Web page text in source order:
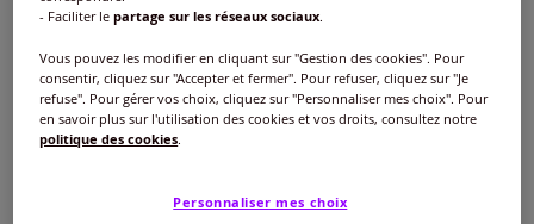
- Faciliter lepartage sur les réseaux sociaux.
Vous pouvez les modifier en cliquant sur "Gestion des cookies". Pour
consentir, cliquez sur "Accepter et fermer". Pour refuser, cliquez sur "Je
refuse". Pour gérer vos choix, cliquez sur "Personnaliser mes choix". Pour
en savoir plus sur l'utilisation des cookies et vos droits, consultez notre
politique des cookies.
Personnaliser mes choix